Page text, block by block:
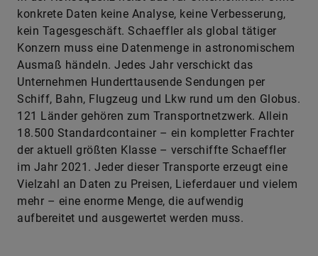
konkrete Daten keine Analyse, keine Verbesserung,
kein Tagesgeschäft. Schaeffler als global tätiger
Konzern muss eine Datenmenge in astronomischem
Ausmaß händeln. Jedes Jahr verschickt das
Unternehmen Hunderttausende Sendungen per
Schiff, Bahn, Flugzeug und Lkw rund um den Globus.
121 Länder gehören zum Transportnetzwerk. Allein
18.500 Standardcontainer – ein kompletter Frachter
der aktuell größten Klasse – verschiffte Schaeffler
im Jahr 2021. Jeder dieser Transporte erzeugt eine
Vielzahl an Daten zu Preisen, Lieferdauer und vielem
mehr – eine enorme Menge, die aufwendig
aufbereitet und ausgewertet werden muss.